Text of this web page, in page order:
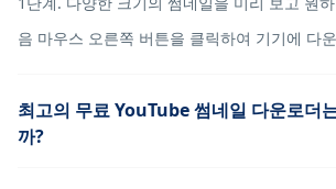
음 마우스 오른쪽 버튼을 클릭하여 기기에 다
최고의 무료 YouTube 썸네일 다운로더
까?